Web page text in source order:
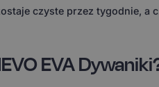
czyste przez tygodnie, a
EVA